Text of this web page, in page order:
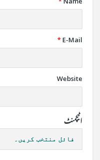
E-Mail
*
Website
اٹیچمنٹ
فائل منتخب کریں۔